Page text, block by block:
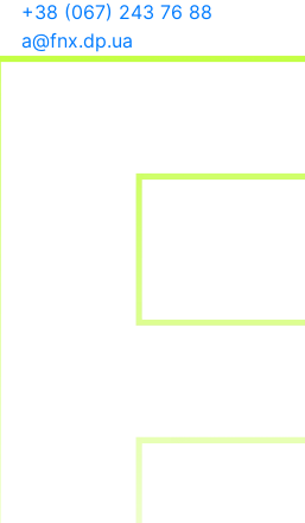
+38 (067) 243 76 88
a@fnx.dp.ua